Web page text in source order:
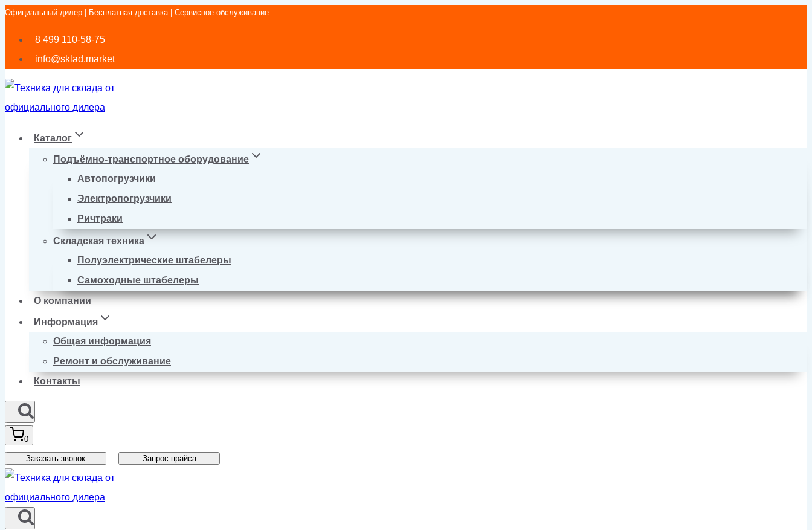
Перейти
Официальный дилер | Бесплатная доставка | Сервисное обслуживание
8 499 110-58-75
info@sklad.market
Каталог
Подъёмно-транспортное оборудование
Автопогрузчики
Электропогрузчики
Ричтраки
Складская техника
Полуэлектрические штабелеры
Самоходные штабелеры
О компании
Информация
Общая информация
Ремонт и обслуживание
Контакты
0
Заказать звонок Запрос прайса